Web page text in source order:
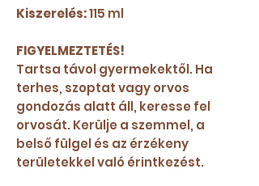
Kiszerelés:115 ml
FIGYELMEZTETÉS!
Tartsa távol gyermekektől. Ha
terhes, szoptat vagy orvos
gondozás alatt áll, keresse fel
orvosát. Kerülje a szemmel, a
belső fülgel és az érzékeny
területekkel való érintkezést.